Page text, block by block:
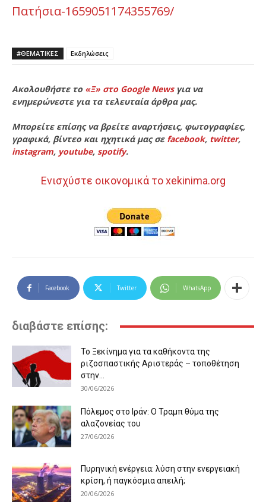
Πατήσια-1659051174355769/
#ΘΕΜΑΤΙΚΈΣ Εκδηλώσεις
Ακολουθήστε το «Ξ» στο Google Newsγια να
ενημερώνεστε για τα τελευταία άρθρα μας.
Μπορείτε επίσης να βρείτε αναρτήσεις, φωτογραφίες,
γραφικά, βίντεο και ηχητικά μας σε facebook, twitter,
instagram, youtube, spotify.
Ενισχύστε οικονομικά το xekinima.org
Facebook Twitter WhatsApp
διαβάστε επίσης:
Το Ξεκίνημα για τα καθήκοντα της
ριζοσπαστικής Αριστεράς – τοποθέτηση
στην...
30/06/2026
Πόλεμος στο Ιράν: Ο Τραμπ θύμα της
αλαζονείας του
27/06/2026
Πυρηνική ενέργεια: λύση στην ενεργειακή
κρίση, ή παγκόσμια απειλή;
20/06/2026